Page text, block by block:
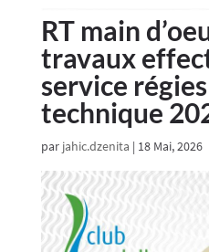
RT main
travaux
service
technique
par jahic.dzenita | 18 Mai, 2026